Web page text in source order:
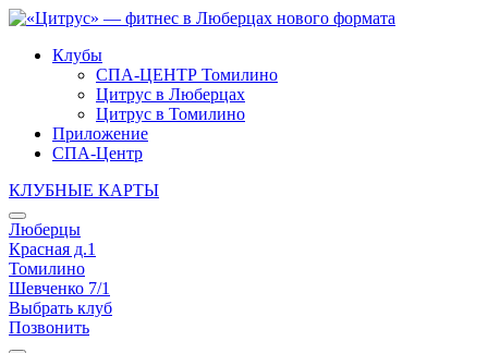
Клубы
СПА-ЦЕНТР Томилино
Цитрус в Люберцах
Цитрус в Томилино
Приложение
СПА-Центр
КЛУБНЫЕ КАРТЫ
Люберцы
Красная д.1
Томилино
Шевченко 7/1
Выбрать клуб
Позвонить